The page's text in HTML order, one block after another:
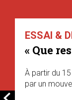
ESSAI &
« Que
À partir du
par un